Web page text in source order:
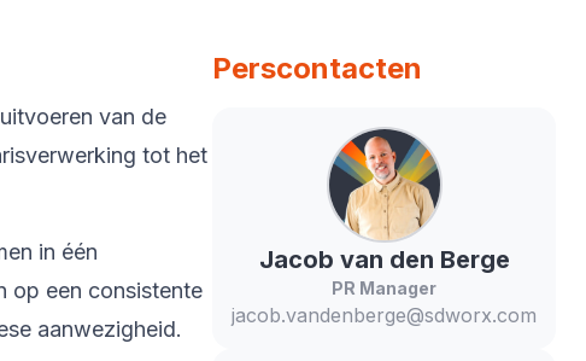
van de
tot het
in één
op een consistente
aanwezigheid.
Perscontacten
Jacob van den Berge
PR Manager
jacob.vandenberge@sdworx.com